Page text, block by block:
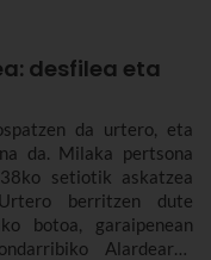
desfilea eta
da urtero, eta
da. Milaka pertsona
setiotik askatzea
berritzen dute
botoa, garaipenean
Alardearen